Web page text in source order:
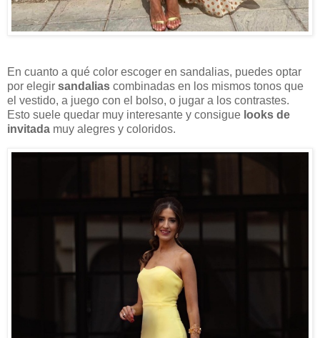
En cuanto a qué color escoger en sandalias, puedes optar
por elegir sandalias combinadas en los mismos tonos que
el vestido, a juego con el bolso, o jugar a los contrastes.
Esto suele quedar muy interesante y consigue looks de
invitada muy alegres y coloridos.